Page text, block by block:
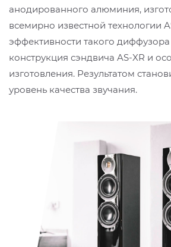
анодированного алюминия,
всемирно известной технологии
эффективности такого диффузора
конструкция сэндвича AS-XR и
изготовления. Результатом
уровень качества звучания.